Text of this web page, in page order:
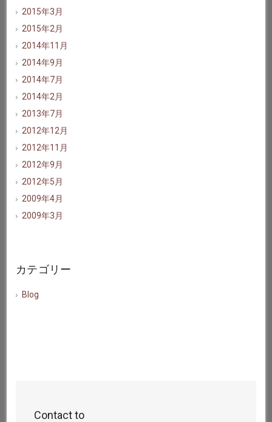
2015年3月
2015年2月
2014年11月
2014年9月
2014年7月
2014年2月
2013年7月
2012年12月
2012年11月
2012年9月
2012年5月
2009年4月
2009年3月
カテゴリー
Blog
Contact to